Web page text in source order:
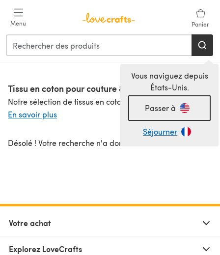
Menu Panier
Vous naviguez depuis
États-Unis.
Passer à
Séjourner
Tissu en coton pour couture & patchwork
En savoir plus
Désolé ! Votre recherche n'a donné aucun résultat
Votre achat
Explorez LoveCrafts